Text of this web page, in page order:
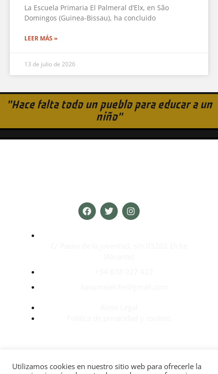
La Escuela Primaria El Palmeral d’Elx, en São
Domingos (Guinea-Bissau), ha concluido
LEER MÁS »
13 de julio de 2026
"Hace falta todo un pueblo para educar a un
niño"
Utilizamos cookies en nuestro sitio web para ofrecerle la